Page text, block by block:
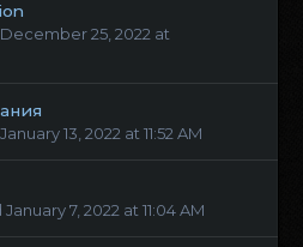
December 25, 2022 at
January 13, 2022 at 11:52 AM
January 7, 2022 at 11:04 AM